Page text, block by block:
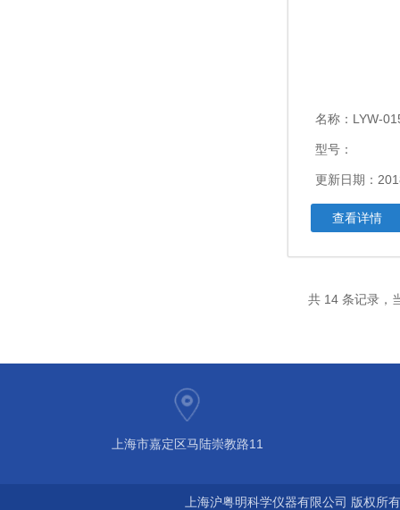
名称： LYW-015盐雾
型号：
更新日期：
查看详情
共 14 条记录
上海市嘉定区马陆崇教路11
上海沪粤明科学仪器有限公司 版权所